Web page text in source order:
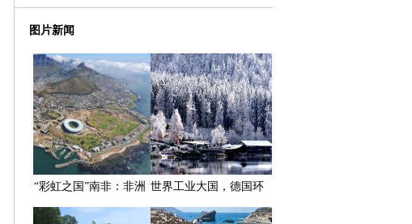
图片新闻
“彩虹之国”南非：非洲
发展程度最高的国家之
世界工业大国，德国环
保严格，湖水可直饮！